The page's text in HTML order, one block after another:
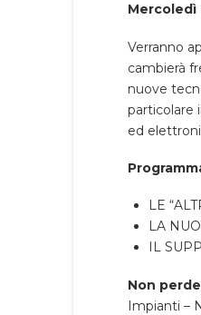
Mercoledì
Verranno
cambierà
nuove
particolare
ed
LE
LA
IL
Non
Impianti –